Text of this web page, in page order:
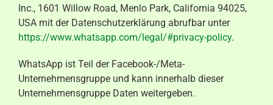
Inc., 1601 Willow Road, Menlo Park, California 94025,
USA mit der Datenschutzerklärung abrufbar unter
https://www.whatsapp.com/legal/#privacy-policy.
WhatsApp ist Teil der Facebook-/Meta-
Unternehmensgruppe und kann innerhalb dieser
Unternehmensgruppe Daten weitergeben.